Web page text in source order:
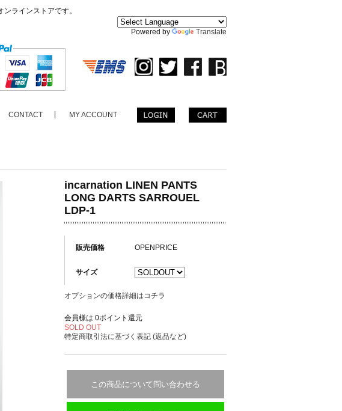
ラインストアです。
Powered by Translate
CONTACT MY ACCOUNT
incarnation LINEN PANTS
LONG DARTS SARROUEL
LDP-1
販売価格 OPENPRICE
サイズ
オプションの価格詳細はコチラ
会員様は 0ポイント還元
SOLD OUT
特定商取引法に基づく表記 (返品など)
この商品について問い合わせる